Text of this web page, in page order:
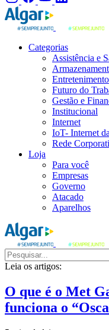
Categorias
Assistência e
Entretenimento
Futuro do
Gestão e
Institucional
Internet
IoT- Internet
Rede
Loja
Para você
Empresas
Governo
Atacado
Aparelhos
Leia os artigos:
O que é o Met
funciona o